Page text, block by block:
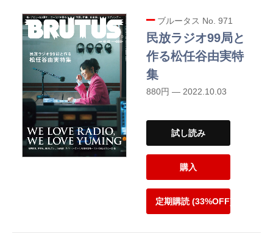
ブルータス No. 971
民放ラジオ99局と
作る松任谷由実特
集
880円 — 2022.10.03
試し読み
購入
定期購読 (33%OFF)